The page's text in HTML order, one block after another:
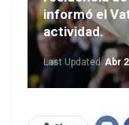
informó el
actividad.
Last UpdatedAbr